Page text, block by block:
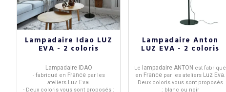
Lampadaire Idao LUZ
EVA - 2 coloris
Lampadaire IDAO
- fabriqué en France par les
ateliersLuz Eva.
- Deux coloris vous sont proposés :
Lampadaire Anton
LUZ EVA - 2 coloris
Le lampadaire ANTON est fabriqué
en Francepar les ateliers Luz Eva.
Deux coloris vous sont proposés
: blanc ou noir